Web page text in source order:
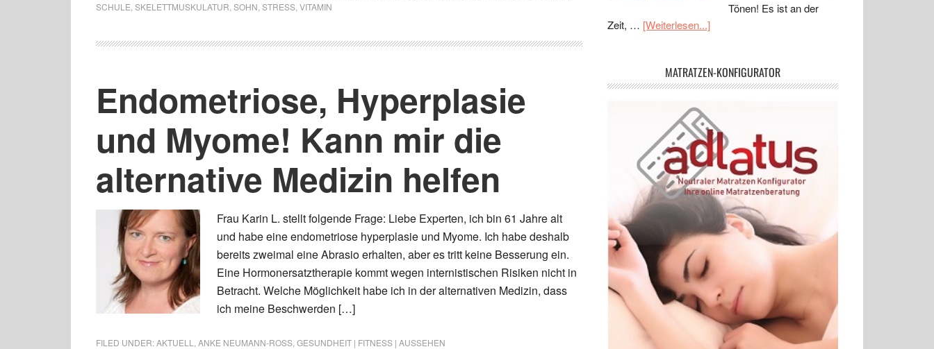
SCHULE SKELETTMUSKULATUR SOHN STRESS VITAMIN
Endometriose, Hyperplasie
und Myome! Kann mir die
alternative Medizin helfen
Frau Karin L. stellt folgende Frage: Liebe Experten, ich bin 61 Jahre alt
und habe eine endometriose hyperplasie und Myome. Ich habe deshalb
bereits zweimal eine Abrasio erhalten, aber es tritt keine Besserung ein.
Eine Hormonersatztherapie kommt wegen internistischen Risiken nicht in
Betracht. Welche Möglichkeit habe ich in der alternativen Medizin, dass
ich meine Beschwerden […]
FILED UNDER:AKTUELL ANKE NEUMANN-ROSS
GESUNDHEIT | FITNESS | AUSSEHEN
Tönen! Es ist an der
Zeit, … [Weiterlesen...]
MATRATZEN-KONFIGURATOR